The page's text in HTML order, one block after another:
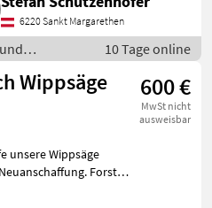
6220 Sankt Margarethen
/
10 Tage online
Wippsäge
600 €
MwSt nicht
ausweisbar
unsere Wippsäge
Forst-